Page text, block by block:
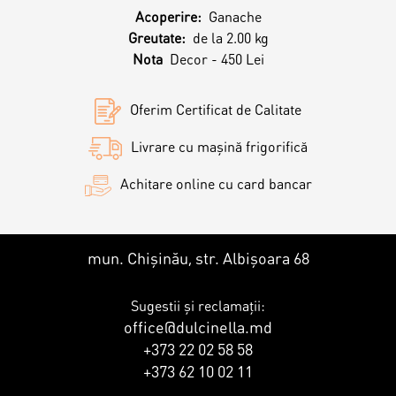
Personalized Desserts
Kalach
Cake (Slice)
Dessert
Macaron
Cookies
Acoperire: Ganache
Greutate: de la 2.00 kg
Nota Decor - 450 Lei
Oferim Certificat de Calitate
Livrare cu mașină frigorifică
Achitare online cu card bancar
mun. Chișinău, str. Albișoara 68
Sugestii și reclamații:
office@dulcinella.md
+373 22 02 58 58
+373 62 10 02 11